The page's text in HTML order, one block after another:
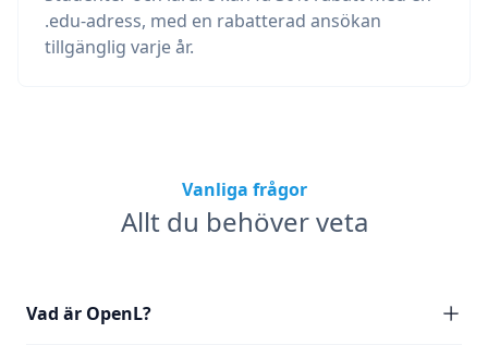
.edu-adress, med en rabatterad ansökan
tillgänglig varje år.
Vanliga frågor
Allt du behöver veta
Vad är OpenL?